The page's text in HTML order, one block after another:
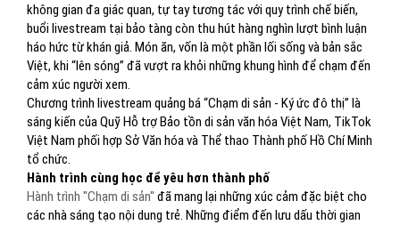
không gian đa giác quan, tự tay tương tác với quy trình chế biến,
buổi livestream tại bảo tàng còn thu hút hàng nghìn lượt bình luận
háo hức từ khán giả. Món ăn, vốn là một phần lối sống và bản sắc
Việt, khi “lên sóng” đã vượt ra khỏi những khung hình để chạm đến
cảm xúc người xem.
Chương trình livestream quảng bá “Chạm di sản - Ký ức đô thị” là
sáng kiến của Quỹ Hỗ trợ Bảo tồn di sản văn hóa Việt Nam, TikTok
Việt Nam phối hợp Sở Văn hóa và Thể thao Thành phố Hồ Chí Minh
tổ chức.
Hành trình cùng học để yêu hơn thành phố
Hành trình "Chạm di sản" đã mang lại những xúc cảm đặc biệt cho
các nhà sáng tạo nội dung trẻ. Những điểm đến lưu dấu thời gian